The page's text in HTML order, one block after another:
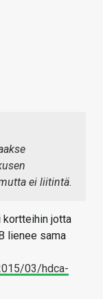
ei liitintä.
jotta
lienee sama
03/hdca-